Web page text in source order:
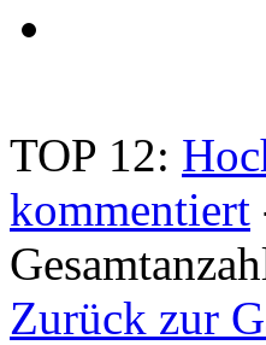
TOP 12:
kommentiert
Zurück zur